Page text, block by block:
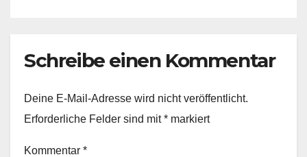
Schreibe einen Kommentar
Deine E-Mail-Adresse wird nicht veröffentlicht.
Erforderliche Felder sind mit* markiert
Kommentar *